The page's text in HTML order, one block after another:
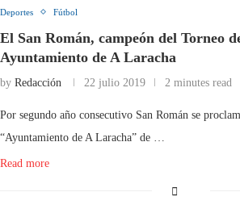
Deportes Fútbol
El San Román, campeón del Torneo
Ayuntamiento de A Laracha
by Redacción 22 julio 2019 2 minutes read
Por segundo año consecutivo San Román se
“Ayuntamiento de A Laracha” de …
Read more